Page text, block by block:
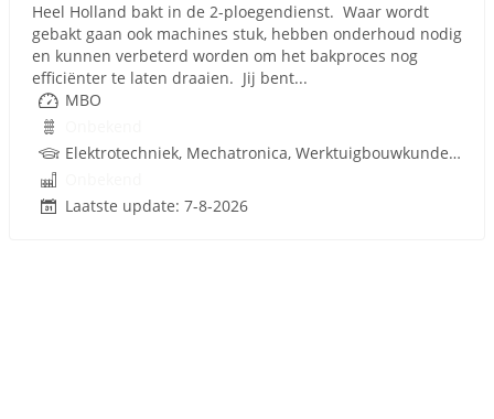
Heel Holland bakt in de 2-ploegendienst. Waar wordt
gebakt gaan ook machines stuk, hebben onderhoud nodig
en kunnen verbeterd worden om het bakproces nog
efficiënter te laten draaien. Jij bent...
MBO
Elektrotechniek, Mechatronica, Werktuigbouwkunde, Pneumatiek, Techniek
Laatste update: 7-8-2026